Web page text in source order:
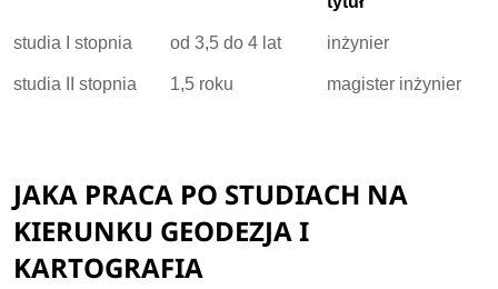
studia I stopnia od 3,5 do 4 lat inżynier
studia II stopnia 1,5 roku magister inżynier
JAKA PRACA PO STUDIACH NA
KIERUNKU GEODEZJA I
KARTOGRAFIA